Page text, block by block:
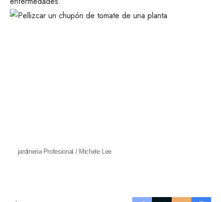
jardineria Profesional / Michele Lee